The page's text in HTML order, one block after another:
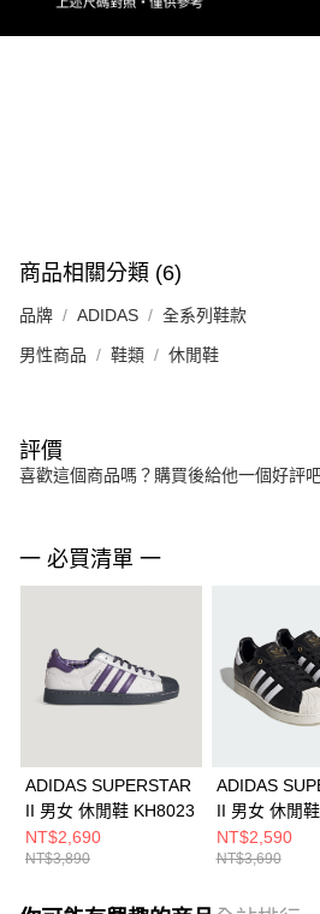
商品相關分類 (6)
品牌 ADIDAS 全系列鞋款
男性商品 鞋類 休閒鞋
評價
喜歡這個商品嗎？購買後給他一個好評吧
一 必買清單 一
ADIDAS SUPERSTAR
II 男女 休閒鞋 KH8023
NT$2,690
NT$3,890
ADIDAS
II 男女 休閒
NT$2,590
NT$3,690